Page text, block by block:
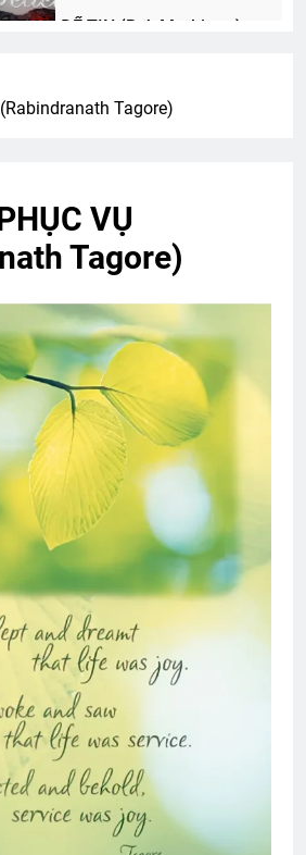
THỜI ĐỂ TIN (B.J. Morbitzer)
Nguyễn Văn Tranh K23
Ago
Photo lên your own profile
Ago
THU
Ago
điều tâm niệm của người Sinh Viên
Ago
Trường Quang Trung
Ago
Đoàn 36 BĐQ VNCH
Ago 2 Years Ago
Tagore)
VỤ
Tagore)